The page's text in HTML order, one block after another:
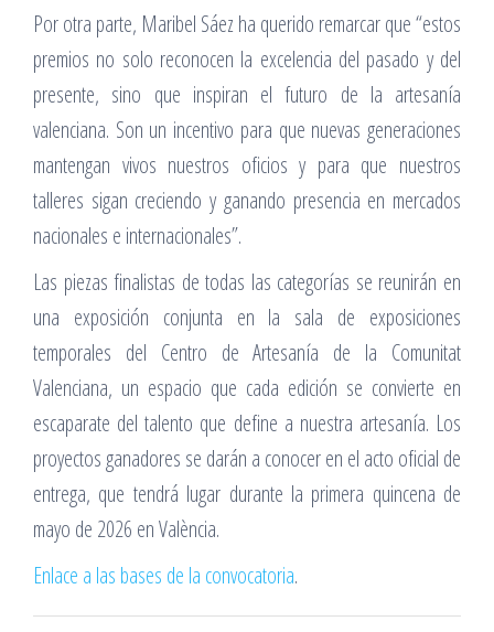
Por otra parte, Maribel Sáez ha querido remarcar que “estos
premios no solo reconocen la excelencia del pasado y del
presente, sino que inspiran el futuro de la artesanía
valenciana. Son un incentivo para que nuevas generaciones
mantengan vivos nuestros oficios y para que nuestros
talleres sigan creciendo y ganando presencia en mercados
nacionales e internacionales”.
Las piezas finalistas de todas las categorías se reunirán en
una exposición conjunta en la sala de exposiciones
temporales del Centro de Artesanía de la Comunitat
Valenciana, un espacio que cada edición se convierte en
escaparate del talento que define a nuestra artesanía. Los
proyectos ganadores se darán a conocer en el acto oficial de
entrega, que tendrá lugar durante la primera quincena de
mayo de 2026 en València.
Enlace a las bases de la convocatoria.